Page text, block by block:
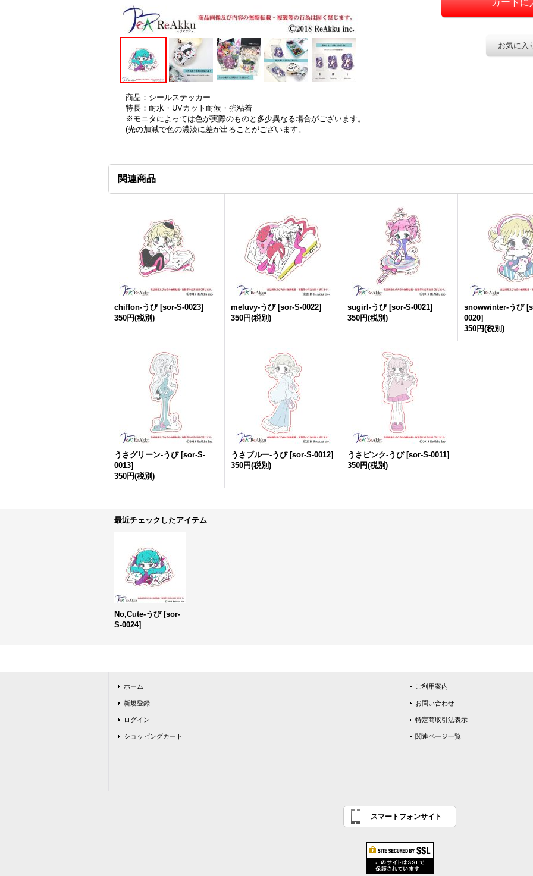
お気に入
商品：シールステッカー
特長：耐水・UVカット耐候・強粘着
※モニタによっては色が実際のものと多少異なる場合がございます。
(光の加減で色の濃淡に差が出ることがございます。
関連商品
chiffon-うび [sor-S-0023]
350円(税別)
meluvy-うび [sor-S-0022]
350円(税別)
sugirl-うび [sor-S-0021]
350円(税別)
snowwinter-うび [
0020]
350円(税別)
うさグリーン-うび [sor-S-
0013]
350円(税別)
うさブルー-うび [sor-S-0012]
350円(税別)
うさピンク-うび [sor-S-0011]
350円(税別)
最近チェックしたアイテム
No,Cute-うび [sor-
S-0024]
ホーム
新規登録
ログイン
ショッピングカート
ご利用案内
お問い合わせ
特定商取引法表示
関連ページ一覧
スマートフォンサイト